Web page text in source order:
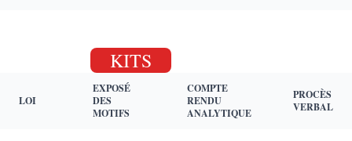
KITS
LOI
EXPOSÉ
DES
MOTIFS
COMPTE
RENDU
ANALYTIQUE
PROCÈS
VERBAL